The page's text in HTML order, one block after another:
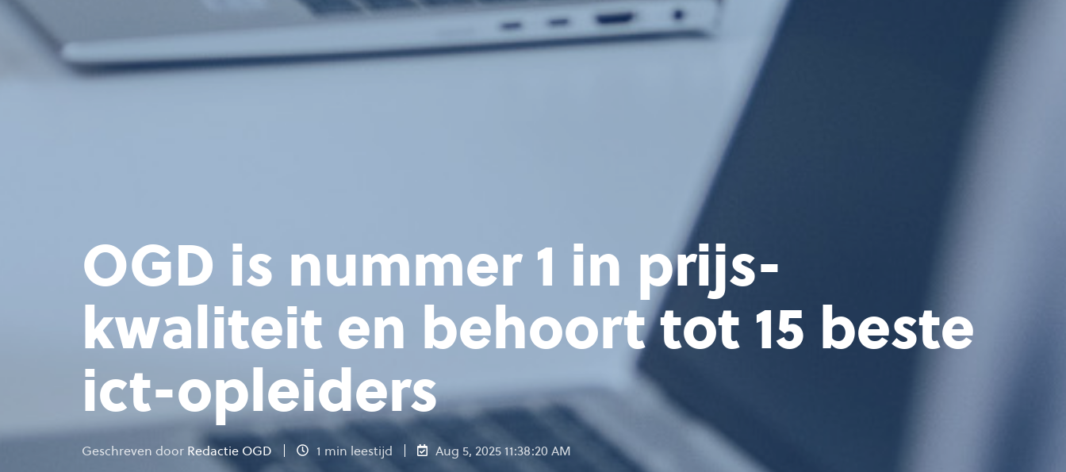
OGD is nummer 1 in prijs-
kwaliteit en behoort tot 15 beste
ict-opleiders
Geschreven door Redactie OGD 1 min leestijd Aug 5, 2025 11:38:20 AM